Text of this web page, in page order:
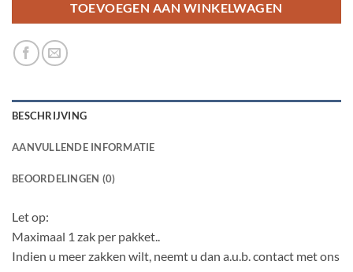
TOEVOEGEN AAN WINKELWAGEN
BESCHRIJVING
AANVULLENDE INFORMATIE
BEOORDELINGEN (0)
Let op:
Maximaal 1 zak per pakket..
Indien u meer zakken wilt, neemt u dan a.u.b. contact met ons